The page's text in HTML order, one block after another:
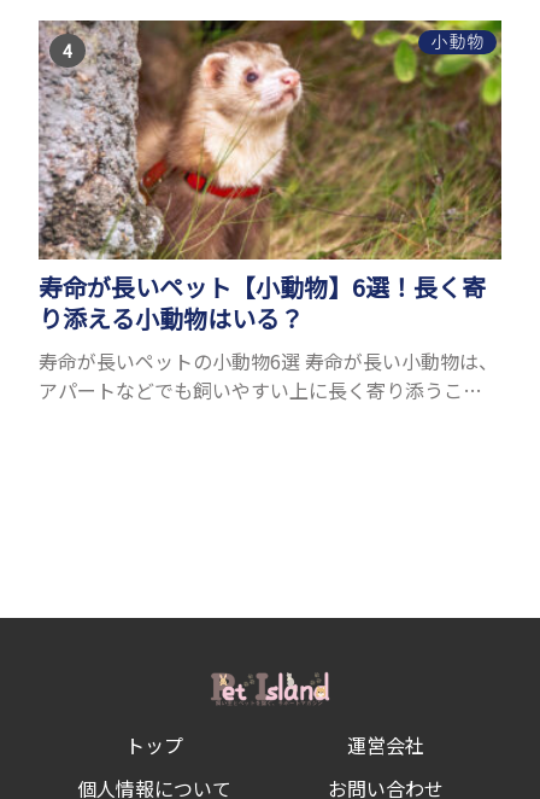
15c...
小動物
寿命が長いペット【小動物】6選！長く寄
り添える小動物はいる？
寿命が長いペットの小動物6選 寿命が長い小動物は、
アパートなどでも飼いやすい上に長く寄り添うこと
トップ
運営会社
個人情報について
お問い合わせ